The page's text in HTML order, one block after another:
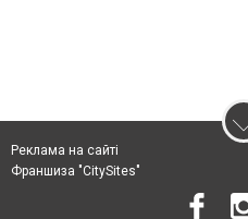
Реклама на сайті
Франшиза "CitySites"